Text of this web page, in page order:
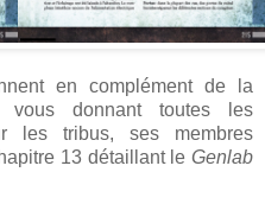
en complément de la
vous donnant toutes les
les tribus, ses membres
13 détaillant le Genlab